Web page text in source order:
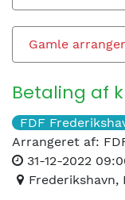
Gamle
Betaling af
FDF
Arrangeret af:
31-12-2022
Frederikshavn,